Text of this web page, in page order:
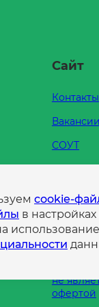
Сайт
Контакты
Вакансии
СОУТ
не
офертой
cookie-
в